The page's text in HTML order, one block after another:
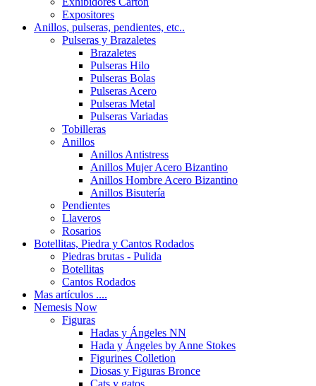
Expositores
Anillos, pulseras, pendientes, etc..
Pulseras y Brazaletes
Brazaletes
Pulseras Hilo
Pulseras Bolas
Pulseras Acero
Pulseras Metal
Pulseras Variadas
Tobilleras
Anillos
Anillos Antistress
Anillos Mujer Acero Bizantino
Anillos Hombre Acero Bizantino
Anillos Bisutería
Pendientes
Llaveros
Rosarios
Botellitas, Piedra y Cantos Rodados
Piedras brutas - Pulida
Botellitas
Cantos Rodados
Mas artículos ....
Nemesis Now
Figuras
Hadas y Ángeles NN
Hada y Ángeles by Anne Stokes
Figurines Colletion
Diosas y Figuras Bronce